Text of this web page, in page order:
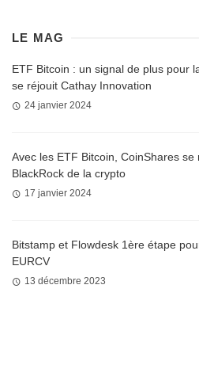
LE MAG
ETF Bitcoin : un signal de plus pour
se réjouit Cathay Innovation
24 janvier 2024
Avec les ETF Bitcoin, CoinShares se
BlackRock de la crypto
17 janvier 2024
Bitstamp et Flowdesk 1ère étape
EURCV
13 décembre 2023